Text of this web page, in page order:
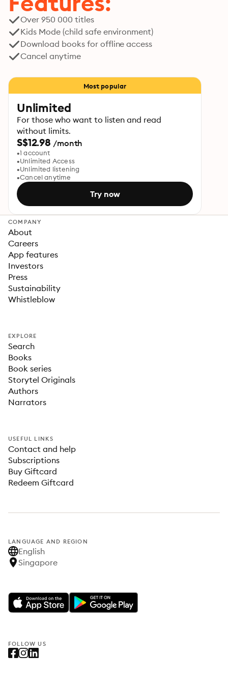
Over 950 000 titles
Kids Mode (child safe environment)
Download books for offline access
Cancel anytime
Most popular
Unlimited
For those who want to listen and read
without limits.
S$12.98 /month
1 account
Unlimited Access
Unlimited listening
Cancel anytime
Try now
COMPANY
About
Careers
App features
Investors
Press
Sustainability
Whistleblow
EXPLORE
Search
Books
Book series
Storytel Originals
Authors
Narrators
USEFUL LINKS
Contact and help
Subscriptions
Buy Giftcard
Redeem Giftcard
LANGUAGE AND REGION
English
Singapore
FOLLOW US